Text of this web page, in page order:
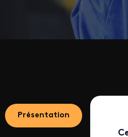
Présentation